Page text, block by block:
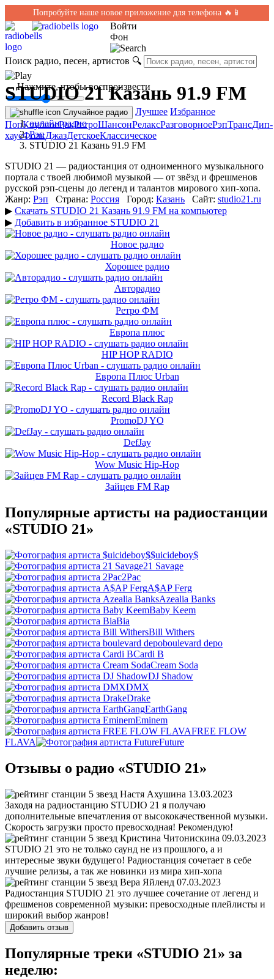
Попробуйте наше новое приложение для телефона 🔥📱
Войти
Фон
Поиск радио, песен, артистов 🔍
← Нажмите, чтобы воспроизвести
Случайное радио Лучшее Избранное
ПопКлубноеРокРетроШансонРелаксРазговорноеРэпТрансДип-
хаусФолкДжазДетскоеКлассическое
STUDIO 21 Казань 91.9 FM
онлайн радио
Рэп
STUDIO 21 Казань 91.9 FM
STUDIO 21 — радиостанция от одноименного музыкального
портала с твоей любимой музыкой — от звёзд и фрешменов
русской рэп-сцены до легенд и талантов мирового хип-хопа.
Жанр: Рэп Страна: Россия Город: Казань Сайт: studio21.ru
▶ Скачать STUDIO 21 Казань 91.9 FM на компьютер
▶ Добавить в избранное STUDIO 21
Новое радио
Хорошее радио
Авторадио
Ретро ФМ
Европа плюс
HIP HOP RADIO
Европа Плюс Urban
Record Black Rap
PromoDJ YO
DefJay
Wow Music Hip-Hop
Зайцев FM Rap
Популярные артисты на радиостанции
«STUDIO 21»
$uicideboy$
21 Savage
2Pac
A$AP Ferg
Azealia Banks
Baby Keem
Bia
Bill Withers
boulevard depo
Cardi B
Cream Soda
DJ Shadow
DMX
Drake
EarthGang
Eminem
FREE FLOW
FLAVA
Future
Отзывы о радио «STUDIO 21»
Настя Ахушина 13.03.2023
Заходя на радиостанцию STUDIO 21 я получаю
дополнительные впечатления от высококачественной музыки.
Скорость загрузки просто превосходная! Рекомендую!
Кристина Читонискина 09.03.2023
STUDIO 21 это не только саунд не из прошлого, а и
интересные звуки будущего! Радиостанция сочетает в себе
лучшие релизы, а так же новинки из мира хип-хопа
Вера Яйленд 07.03.2023
Радиостанция STUDIO 21 это лучшее сочетание от легенд и
фрешменов современной музыки: превосходные плейлисты и
широкий выбор жанров!
Добавить отзыв
Популярные треки «STUDIO 21» за
неделю: